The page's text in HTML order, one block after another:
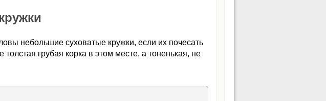
небольшие суховатые кружки, если их почесать
грубая корка в этом месте, а тоненькая, не